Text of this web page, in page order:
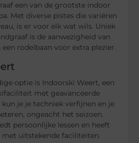
een van de grootste indoor
Met diverse pistes die variëren
is er voor elk wat wils. Uniek
is de aanwezigheid van
rodelbaan voor extra plezier.
optie is Indoorski Weert, een
met geavanceerde
je je techniek verfijnen en je
ongeacht het seizoen.
persoonlijke lessen en heeft
met uitstekende faciliteiten.